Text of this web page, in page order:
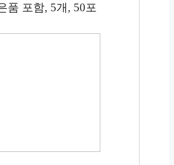
품 포함, 5개, 50포